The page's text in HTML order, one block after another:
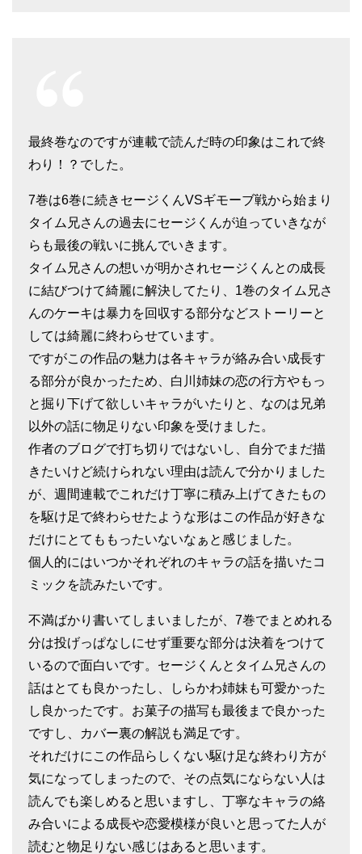
最終巻なのですが連載で読んだ時の印象はこれで終
わり！？でした。
7巻は6巻に続きセージくんVSギモーブ戦から始まり
タイム兄さんの過去にセージくんが迫っていきなが
らも最後の戦いに挑んでいきます。
タイム兄さんの想いが明かされセージくんとの成長
に結びつけて綺麗に解決してたり、1巻のタイム兄さ
んのケーキは暴力を回収する部分などストーリーと
しては綺麗に終わらせています。
ですがこの作品の魅力は各キャラが絡み合い成長す
る部分が良かったため、白川姉妹の恋の行方やもっ
と掘り下げて欲しいキャラがいたりと、なのは兄弟
以外の話に物足りない印象を受けました。
作者のブログで打ち切りではないし、自分でまだ描
きたいけど続けられない理由は読んで分かりました
が、週間連載でこれだけ丁寧に積み上げてきたもの
を駆け足で終わらせたような形はこの作品が好きな
だけにとてももったいないなぁと感じました。
個人的にはいつかそれぞれのキャラの話を描いたコ
ミックを読みたいです。
不満ばかり書いてしまいましたが、7巻でまとめれる
分は投げっぱなしにせず重要な部分は決着をつけて
いるので面白いです。セージくんとタイム兄さんの
話はとても良かったし、しらかわ姉妹も可愛かった
し良かったです。お菓子の描写も最後まで良かった
ですし、カバー裏の解説も満足です。
それだけにこの作品らしくない駆け足な終わり方が
気になってしまったので、その点気にならない人は
読んでも楽しめると思いますし、丁寧なキャラの絡
み合いによる成長や恋愛模様が良いと思ってた人が
読むと物足りない感じはあると思います。